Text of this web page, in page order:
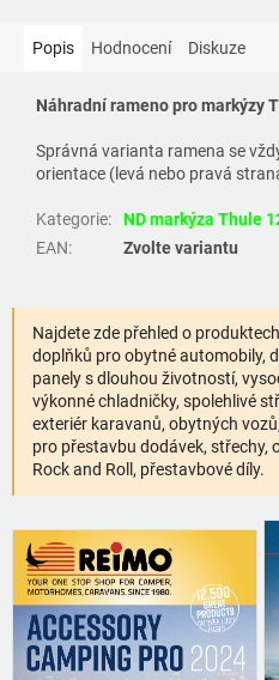
Popis Hodnocení Diskuze
Náhradní rameno pro markýzy
Správná varianta ramena se
orientace (levá nebo pravá
Kategorie:
ND markýza Thule
EAN: Zvolte variantu
Najdete zde přehled o
doplňků pro obytné automobily,
panely s dlouhou životností,
výkonné chladničky, spolehlivé
exteriér karavanů, obytných
pro přestavbu dodávek, střechy,
Rock and Roll, přestavbové díly.